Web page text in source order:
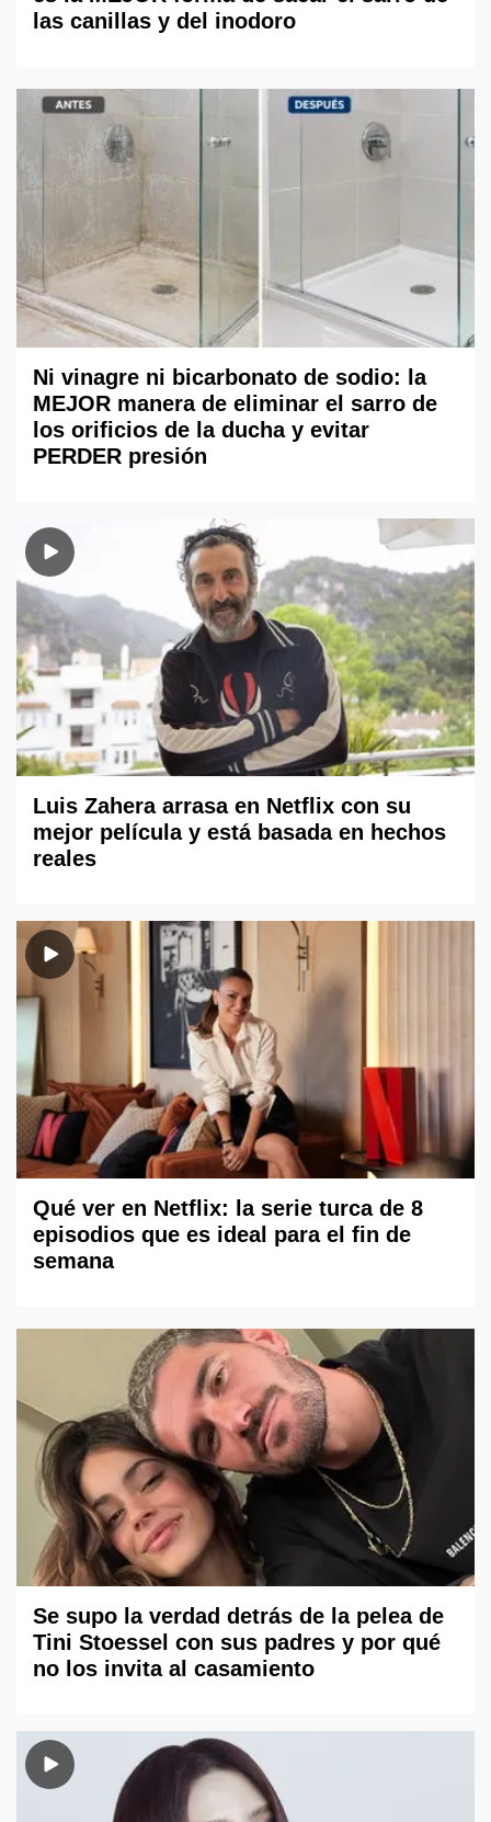
las canillas y del inodoro
Ni vinagre ni bicarbonato de sodio: la
MEJOR manera de eliminar el sarro de
los orificios de la ducha y evitar
PERDER presión
Luis Zahera arrasa en Netflix con su
mejor película y está basada en hechos
reales
Qué ver en Netflix: la serie turca de 8
episodios que es ideal para el fin de
semana
Se supo la verdad detrás de la pelea de
Tini Stoessel con sus padres y por qué
no los invita al casamiento